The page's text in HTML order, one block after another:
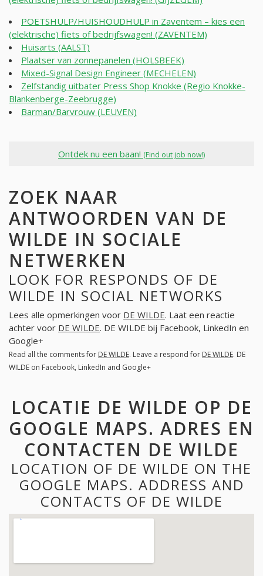
POETSHULP/HUISHOUDHULP in Zaventem – kies een
(elektrische) fiets of bedrijfswagen! (ZAVENTEM)
Huisarts (AALST)
Plaatser van zonnepanelen (HOLSBEEK)
Mixed-Signal Design Engineer (MECHELEN)
Zelfstandig uitbater Press Shop Knokke (Regio Knokke-
Blankenberge-Zeebrugge)
Barman/Barvrouw (LEUVEN)
Ontdek nu een baan! (Find out job now!)
ZOEK NAAR
ANTWOORDEN VAN DE
WILDE IN SOCIALE
NETWERKEN
LOOK FOR RESPONDS OF DE
WILDE IN SOCIAL NETWORKS
Lees alle opmerkingen voor DE WILDE. Laat een reactie
achter voor DE WILDE. DE WILDE bij Facebook, LinkedIn en
Google+
Read all the comments for DE WILDE. Leave a respond for DE WILDE. DE
WILDE on Facebook, LinkedIn and Google+
LOCATIE DE WILDE OP DE
GOOGLE MAPS. ADRES EN
CONTACTEN DE WILDE
LOCATION OF DE WILDE ON THE
GOOGLE MAPS. ADDRESS AND
CONTACTS OF DE WILDE